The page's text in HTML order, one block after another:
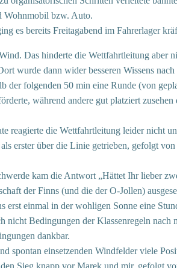
Wohnmobil bzw. Auto.
es bereits Freitagabend im Fahrerlager
Das hinderte die Wettfahrtleitung aber
wurde dann wider besseren Wissens
der folgenden 50 min eine Runde (von
während andere gut platziert
reagierte die Wettfahrtleitung leider nicht
erster über die Linie getrieben, gefolgt
kam die Antwort „Hättet Ihr lieber
der Finns (und die der O-Jollen)
einmal in der wohligen Sonne eine
Bedingungen der Klassenregeln nach
dankbar.
spontan einsetzenden Windfelder viele
Sieg knapp vor Marek und mir, gefolgt